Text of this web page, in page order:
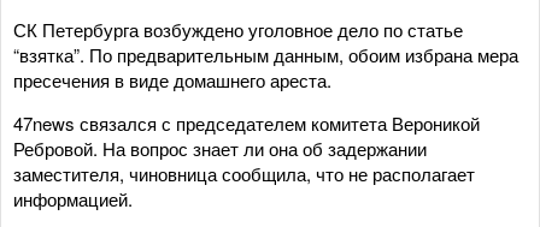
СК Петербурга возбуждено уголовное дело по статье
“взятка”. По предварительным данным, обоим избрана мера
пресечения в виде домашнего ареста.
47news связался с председателем комитета Вероникой
Ребровой. На вопрос знает ли она об задержании
заместителя, чиновница сообщила, что не располагает
информацией.